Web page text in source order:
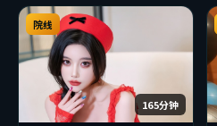
节奏张弛有度，适合喜欢该类型
的观众完整观看。
165分钟
院线